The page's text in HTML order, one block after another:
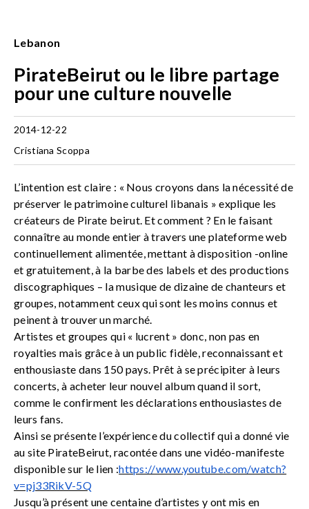
Lebanon
PirateBeirut ou le libre partage
pour une culture nouvelle
2014-12-22
Cristiana Scoppa
L’intention est claire : « Nous croyons dans la nécessité de
préserver le patrimoine culturel libanais » explique les
créateurs de Pirate beirut. Et comment ? En le faisant
connaître au monde entier à travers une plateforme web
continuellement alimentée, mettant à disposition -online
et gratuitement, à la barbe des labels et des productions
discographiques – la musique de dizaine de chanteurs et
groupes, notamment ceux qui sont les moins connus et
peinent à trouver un marché.
Artistes et groupes qui « lucrent » donc, non pas en
royalties mais grâce à un public fidèle, reconnaissant et
enthousiaste dans 150 pays. Prêt à se précipiter à leurs
concerts, à acheter leur nouvel album quand il sort,
comme le confirment les déclarations enthousiastes de
leurs fans.
Ainsi se présente l’expérience du collectif qui a donné vie
au site PirateBeirut, racontée dans une vidéo-manifeste
disponible sur le lien :https://www.youtube.com/watch?
v=pj33RikV-5Q
Jusqu’à présent une centaine d’artistes y ont mis en